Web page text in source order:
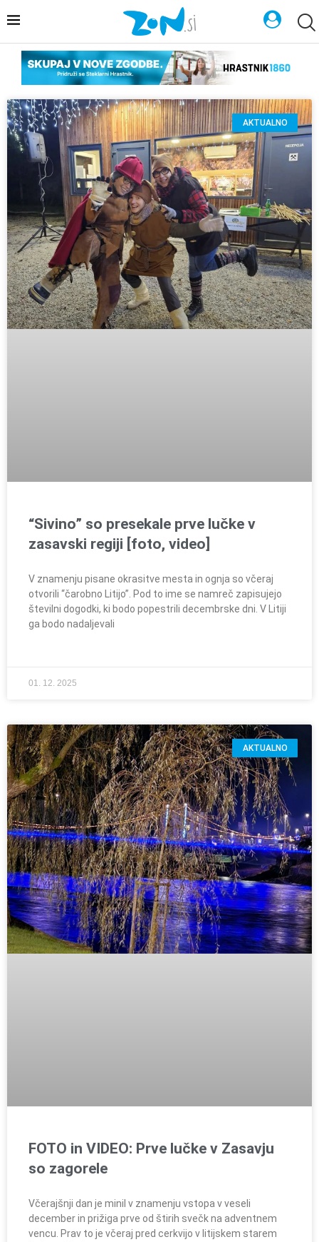
AKTUALNO
“Sivino” so presekale prve lučke v
zasavski regiji [foto, video]
V znamenju pisane okrasitve mesta in ognja so včeraj
otvorili “čarobno Litijo”. Pod to ime se namreč zapisujejo
številni dogodki, ki bodo popestrili decembrske dni. V Litiji
ga bodo nadaljevali
01. 12. 2025
AKTUALNO
FOTO in VIDEO: Prve lučke v Zasavju
so zagorele
Včerajšnji dan je minil v znamenju vstopa v veseli
december in prižiga prve od štirih svečk na adventnem
vencu. Prav to je včeraj pred cerkvijo v litijskem starem